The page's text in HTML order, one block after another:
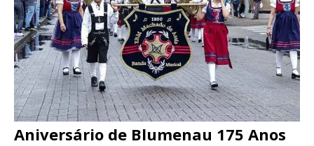
Aniversário de Blumenau 175 Anos